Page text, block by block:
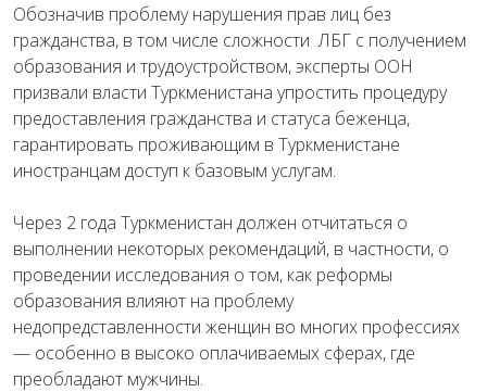
Обозначив проблему нарушения прав лиц без
гражданства, в том числе сложности ЛБГ с получением
образования и трудоустройством, эксперты ООН
призвали власти Туркменистана упростить процедуру
предоставления гражданства и статуса беженца,
гарантировать проживающим в Туркменистане
иностранцам доступ к базовым услугам.
Через 2 года Туркменистан должен отчитаться о
выполнении некоторых рекомендаций, в частности, о
проведении исследования о том, как реформы
образования влияют на проблему
недопредставленности женщин во многих профессиях
— особенно в высоко оплачиваемых сферах, где
преобладают мужчины.